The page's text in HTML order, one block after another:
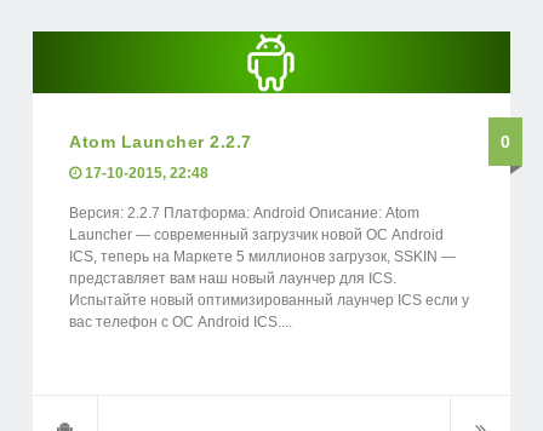
Atom Launcher 2.2.7 0
17-10-2015, 22:48
Версия: 2.2.7 Платформа: Android Описание: Atom
Launcher — современный загрузчик новой ОС Android
ICS, теперь на Маркете 5 миллионов загрузок, SSKIN —
представляет вам наш новый лаунчер для ICS.
Испытайте новый оптимизированный лаунчер ICS если у
вас телефон с ОС Android ICS....